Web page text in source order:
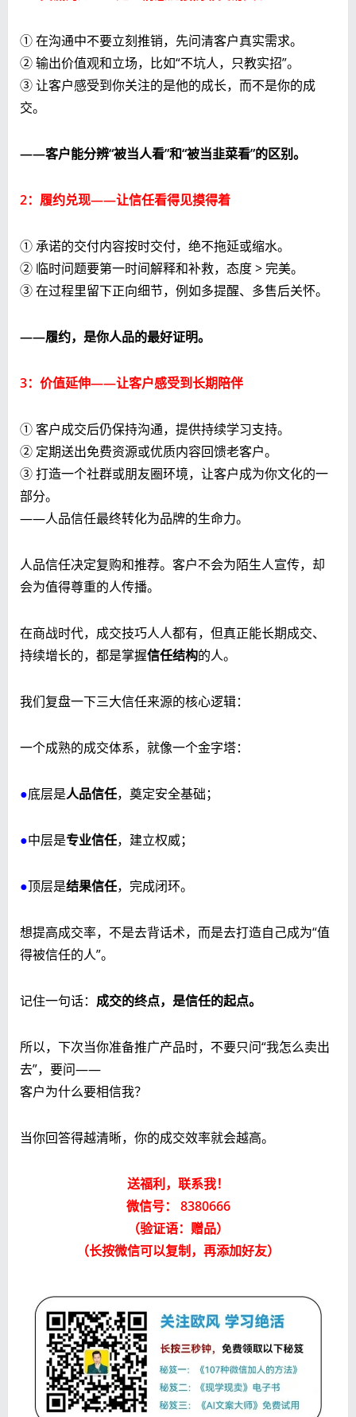
① 在沟通中不要立刻推销，先问清客户真实需求。
② 输出价值观和立场，比如“不坑人，只教实招”。
③ 让客户感受到你关注的是他的成长，而不是你的成
交。
——客户能分辨“被当人看”和“被当韭菜看”的区别。
2：履约兑现——让信任看得见摸得着
① 承诺的交付内容按时交付，绝不拖延或缩水。
② 临时问题要第一时间解释和补救，态度 > 完美。
③ 在过程里留下正向细节，例如多提醒、多售后关怀。
——履约，是你人品的最好证明。
3：价值延伸——让客户感受到长期陪伴
① 客户成交后仍保持沟通，提供持续学习支持。
② 定期送出免费资源或优质内容回馈老客户。
③ 打造一个社群或朋友圈环境，让客户成为你文化的一
部分。
——人品信任最终转化为品牌的生命力。
人品信任决定复购和推荐。客户不会为陌生人宣传，却
会为值得尊重的人传播。
在商战时代，成交技巧人人都有，但真正能长期成交、
持续增长的，都是掌握信任结构的人。
我们复盘一下三大信任来源的核心逻辑：
一个成熟的成交体系，就像一个金字塔：
●底层是人品信任，奠定安全基础；
●中层是专业信任，建立权威；
●顶层是结果信任，完成闭环。
想提高成交率，不是去背话术，而是去打造自己成为“值
得被信任的人”。
记住一句话： 成交的终点，是信任的起点。
所以，下次当你准备推广产品时，不要只问“我怎么卖出
去”，要问——
客户为什么要相信我？
当你回答得越清晰，你的成交效率就会越高。
送福利，联系我！
微信号： 8380666
（验证语：赠品）
（长按微信可以复制，再添加好友）